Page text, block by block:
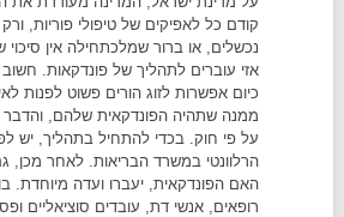
קודם כל לאפיקים של טיפולי פוריות,
נכשלים, או ברור שמלכתחילה אין סיכוי
אזי עוברים לתהליך של פונדקאות. חשוב
כיום אפשרות לזוג הורים פשוט לפנות
ממנה שתהיה הפונדקאית שלהם,
על פי חוק. בכדי להתחיל בתהליך, יש
הרלוונטי במשרד הבריאות. לאחר מכן,
האם הפונדקאית, יעברו ועדה מיוחדת.
רופאים, אנשי דת, עובדים סוציאליים